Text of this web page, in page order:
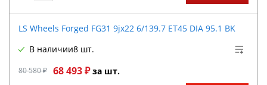
LS Wheels Forged FG31 9jx22 6/139.7 ET45 DIA 95.1 BK
80 580 ₽ 68 493 ₽за шт.
В наличии8 шт.